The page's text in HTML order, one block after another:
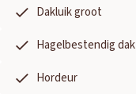
Dakluik groot
Hagelbestendig dak
Hordeur